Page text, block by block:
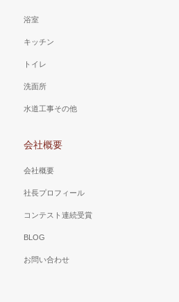
上げました。
（洗面所）
ホワイト色をベースに、床は
択。ローコストで、オシャレ
浴室
キッチン
トイレ
洗面所
水道工事その他
会社概要
会社概要
社長プロフィール
コンテスト連続受賞
BLOG
お問い合わせ